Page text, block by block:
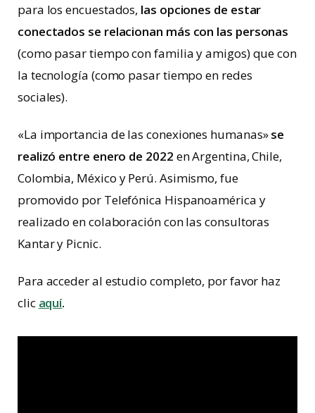
para los encuestados, las opciones de estar
conectados se relacionan más con las personas
(como pasar tiempo con familia y amigos) que con
la tecnología (como pasar tiempo en redes
sociales).
«La importancia de las conexiones humanas»se
realizó entre enero de 2022 en Argentina, Chile,
Colombia, México y Perú. Asimismo, fue
promovido por Telefónica Hispanoamérica y
realizado en colaboración con las consultoras
Kantar y Picnic.
Para acceder al estudio completo, por favor haz
clic aquí.